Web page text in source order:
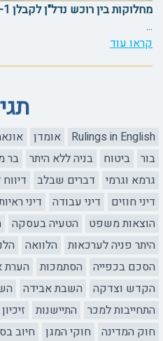
מחלוקות בין רוכש נדל"ן לקבלן 80079-1
...
קראו עוד
Rulings in English אומדן
בור
ביטוח בניה ללא היתר בר
גרמא וגרמי
דברים שבלב
דיני חוזים
דיני עבודה דיני
הוצאות משפט
הטעיה בעסקה
היתר פניה לערכאות
הלוואה
הסכם בכפייה
הסתמכות הערת
הקדש וצדקה
השבת אבידה
התחייבות למכר
התיישנות
חוק המדינה
חוקי המגן
חיוב